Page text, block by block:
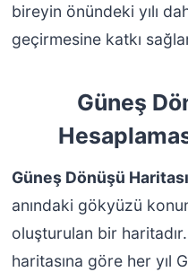
bireyin önündeki yılı
geçirmesine katkı
Güneş
Güneş Dönüşü
anındaki gökyüzü
oluşturulan bir
haritasına göre her yıl